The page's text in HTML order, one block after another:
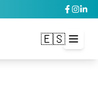
🇪🇸 Abrir